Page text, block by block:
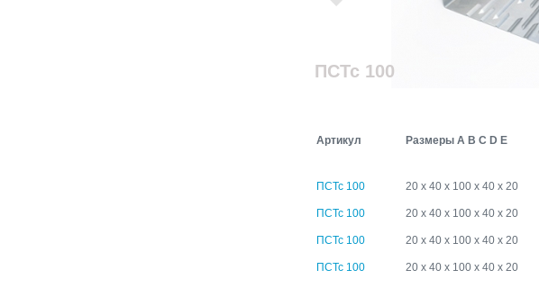
ПСТс 100
Артикул Размеры A B C D Е
ПСТс 100 20 х 40 х 100 х 40 х 20
ПСТс 100 20 х 40 х 100 х 40 х 20
ПСТс 100 20 х 40 х 100 х 40 х 20
ПСТс 100 20 х 40 х 100 х 40 х 20